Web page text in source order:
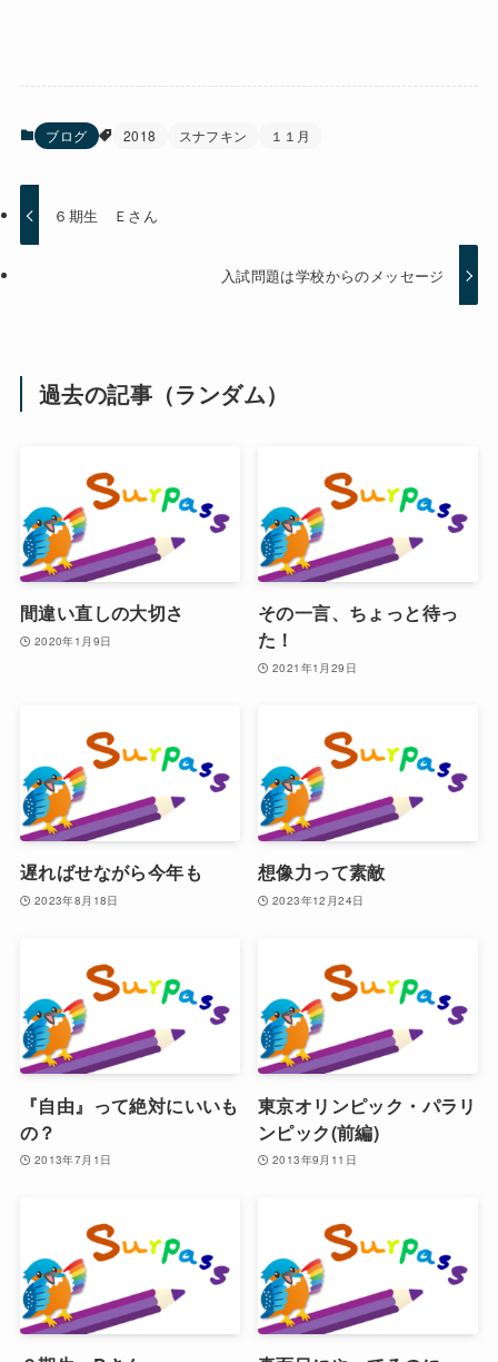
ブログ 2018 スナフキン １１月
６期生 Ｅさん
入試問題は学校からのメッセージ
過去の記事（ランダム）
間違い直しの大切さ
2020年1月9日
その一言、ちょっと待っ
た！
2021年1月29日
遅ればせながら今年も
2023年8月18日
想像力って素敵
2023年12月24日
『自由』って絶対にいいも
の？
2013年7月1日
東京オリンピック・パラリ
ンピック(前編)
2013年9月11日